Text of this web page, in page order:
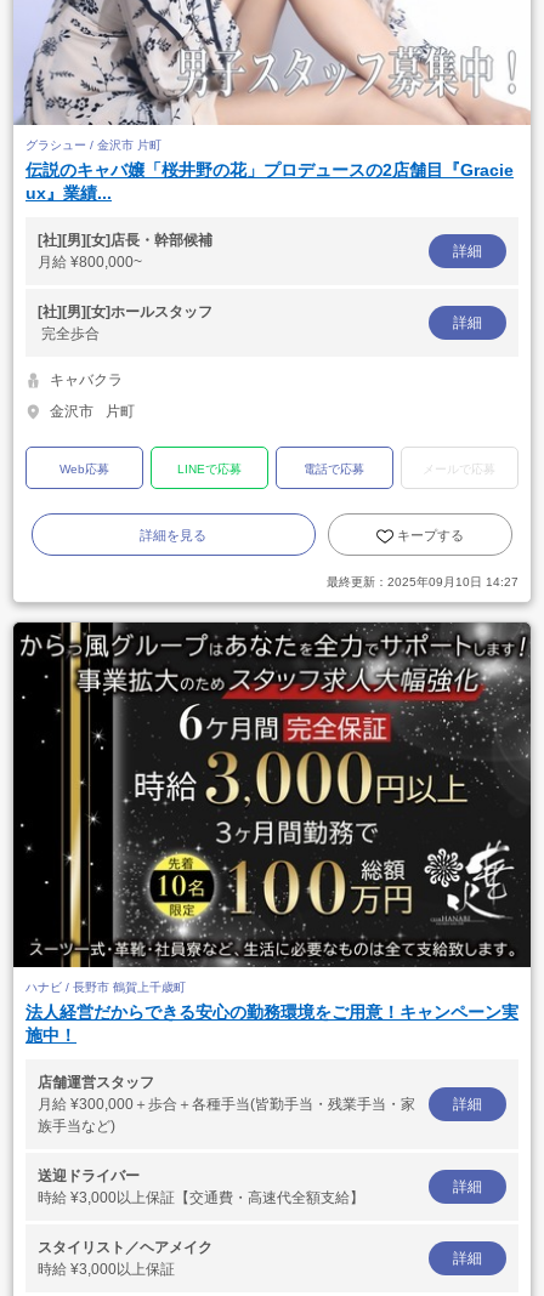
グラシュー / 金沢市 片町
伝説のキャバ嬢「桜井野の花」プロデュースの2店舗目『Gracie
ux』業績...
[社][男][女]店長・幹部候補
月給 ¥800,000~
詳細
[社][男][女]ホールスタッフ
完全歩合
詳細
キャバクラ
金沢市
片町
Web応募 LINEで応募 電話で応募 メールで応募
詳細を見る キープする
最終更新： 2025年09月10日 14:27
ハナビ / 長野市 鶴賀上千歳町
法人経営だからできる安心の勤務環境をご用意！キャンペーン実
施中！
店舗運営スタッフ
月給 ¥300,000＋歩合＋各種手当(皆勤手当・残業手当・家
族手当など)
詳細
送迎ドライバー
時給 ¥3,000以上保証【交通費・高速代全額支給】
詳細
スタイリスト／ヘアメイク
時給 ¥3,000以上保証
詳細